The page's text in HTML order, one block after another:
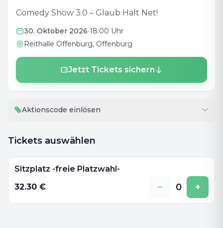
Comedy Show 3.0 – Glaub Halt Net!
30. Oktober 2026•18:00 Uhr
Reithalle Offenburg, Offenburg
Jetzt Tickets sichern
Aktionscode einlösen
Tickets auswählen
Sitzplatz -freie Platzwahl-
32.30 € − 0 +